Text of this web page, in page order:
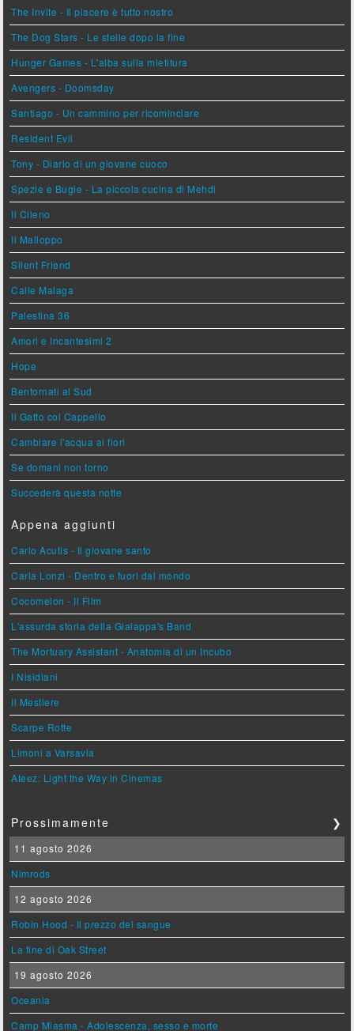
The Invite - Il piacere è tutto nostro
The Dog Stars - Le stelle dopo la fine
Hunger Games - L'alba sulla mietitura
Avengers - Doomsday
Santiago - Un cammino per ricominciare
Resident Evil
Tony - Diario di un giovane cuoco
Spezie e Bugie - La piccola cucina di Mehdi
Il Cileno
Il Malloppo
Silent Friend
Calle Malaga
Palestina 36
Amori e Incantesimi 2
Hope
Bentornati al Sud
Il Gatto col Cappello
Cambiare l'acqua ai fiori
Se domani non torno
Succederà questa notte
Appena aggiunti
Carlo Acutis - Il giovane santo
Carla Lonzi - Dentro e fuori dal mondo
Cocomelon - Il Film
L'assurda storia della Gialappa's Band
The Mortuary Assistant - Anatomia di un Incubo
I Nisidiani
Il Mestiere
Scarpe Rotte
Limoni a Varsavia
Ateez: Light the Way in Cinemas
Prossimamente ❯
11 agosto 2026
Nimrods
12 agosto 2026
Robin Hood - Il prezzo del sangue
La fine di Oak Street
19 agosto 2026
Oceania
Camp Miasma - Adolescenza, sesso e morte